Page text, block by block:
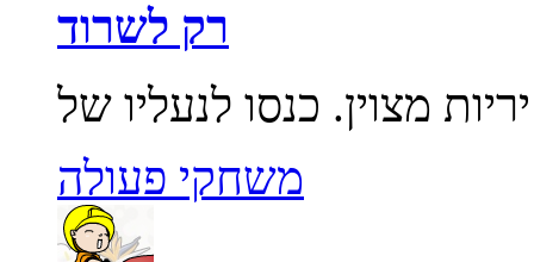
רק לשרוד
משחקי פעולה